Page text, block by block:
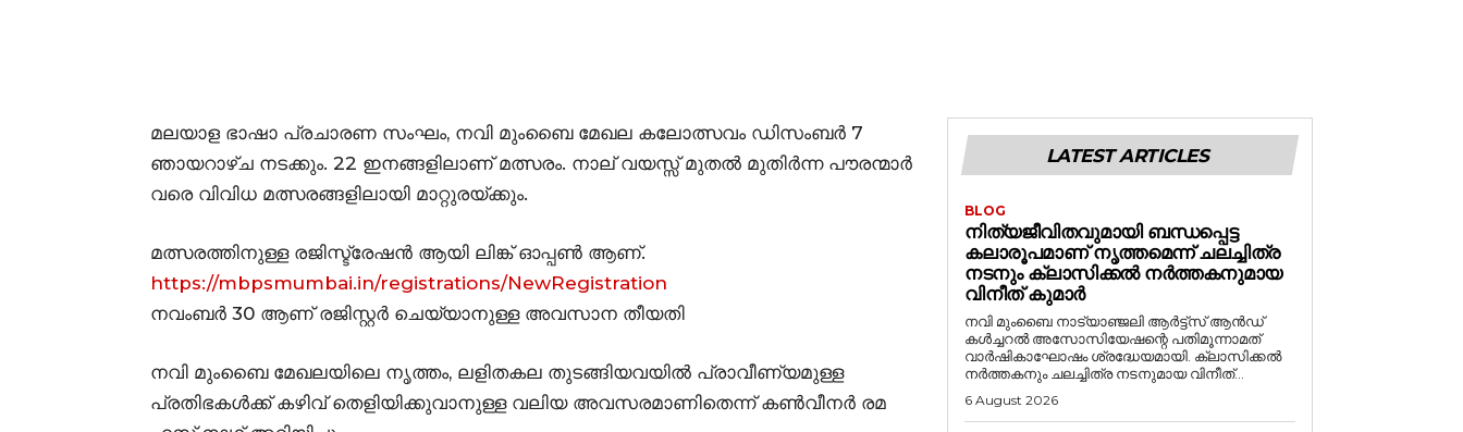
മലയാള ഭാഷാ പ്രചാരണ സംഘം, നവി മുംബൈ മേഖല കലോത്സവം ഡിസംബർ 7
ഞായറാഴ്ച നടക്കും. 22 ഇനങ്ങളിലാണ് മത്സരം. നാല് വയസ്സ് മുതൽ മുതിർന്ന പൗരന്മാർ
വരെ വിവിധ മത്സരങ്ങളിലായി മാറ്റുരയ്ക്കും.
മത്സരത്തിനുള്ള രജിസ്ട്രേഷൻ ആയി ലിങ്ക് ഓപ്പൺ ആണ്.
https://mbpsmumbai.in/registrations/NewRegistration
നവംബർ 30 ആണ് രജിസ്റ്റർ ചെയ്യാനുള്ള അവസാന തീയതി
നവി മുംബൈ മേഖലയിലെ നൃത്തം, ലളിതകല തുടങ്ങിയവയിൽ പ്രാവീണ്യമുള്ള
പ്രതിഭകൾക്ക് കഴിവ് തെളിയിക്കുവാനുള്ള വലിയ അവസരമാണിതെന്ന് കൺവീനർ രമ
LATEST ARTICLES
BLOG
നിത്യജീവിതവുമായി ബന്ധപ്പെട്ട
കലാരൂപമാണ് നൃത്തമെന്ന് ചലച്ചിത്ര
നടനും ക്ലാസിക്കൽ നർത്തകനുമായ
വിനീത് കുമാർ
നവി മുംബൈ നാട്യാഞ്ജലി ആർട്ട്സ് ആൻഡ്
കൾച്ചറൽ അസോസിയേഷന്റെ പതിമൂന്നാമത്
വാർഷികാഘോഷം ശ്രദ്ധേയമായി. ക്ലാസിക്കൽ
നർത്തകനും ചലച്ചിത്ര നടനുമായ വിനീത്...
6 August 2026